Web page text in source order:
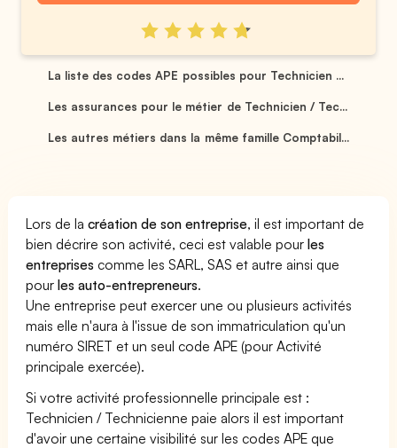
La liste des codes APE possibles pour Technicien ...
Les assurances pour le métier de Technicien / Tec...
Les autres métiers dans la même famille Comptabil...
Lors de lacréation de son entreprise, il est important de
bien décrire son activité, ceci est valable pourles
entreprises comme les SARL, SAS et autre ainsi que
pourles auto-entrepreneurs.
Une entreprise peut exercer une ou plusieurs activités
mais elle n'aura à l'issue de son immatriculation qu'un
numéro SIRET et un seul code APE (pour Activité
principale exercée).
Si votre activité professionnelle principale est :
Technicien / Technicienne paie alors il est important
d'avoir une certaine visibilité sur les codes APE que